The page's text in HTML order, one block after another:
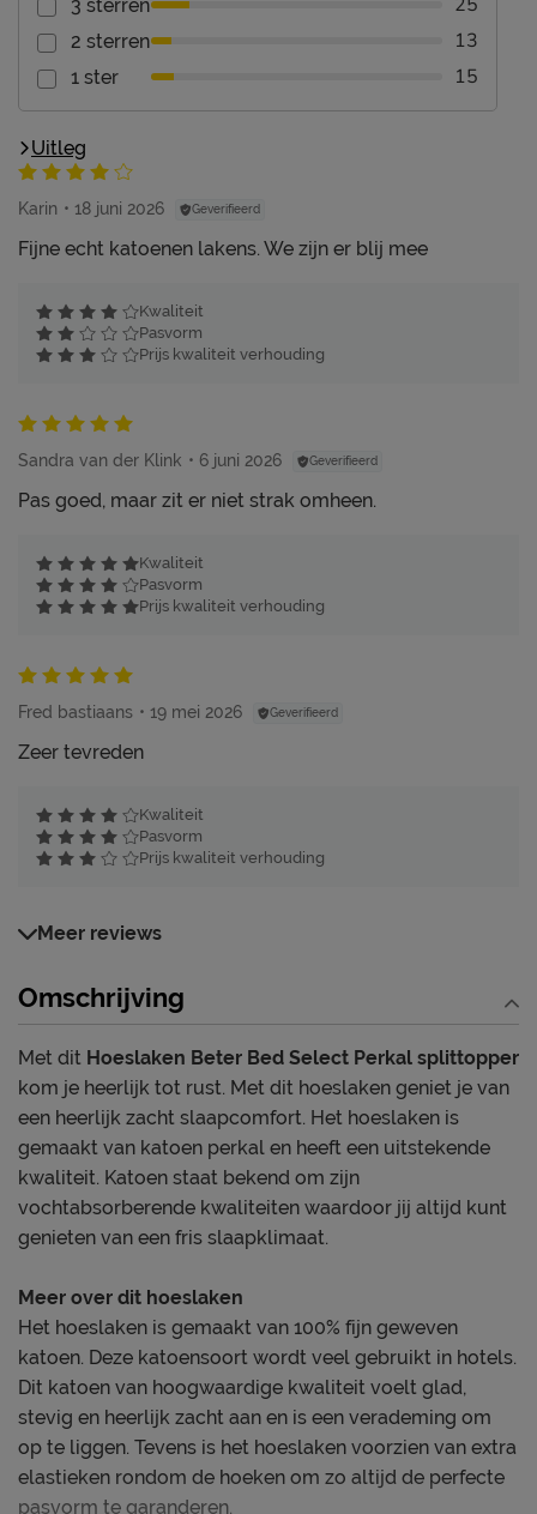
3 sterren
2 sterren 13
1 ster 15
Uitleg
Karin 18 juni 2026 Geverifieerd
Fijne echt katoenen lakens. We zijn er blij mee
Kwaliteit
Pasvorm
Prijs kwaliteit verhouding
Sandra van der Klink 6 juni 2026 Geverifieerd
Pas goed, maar zit er niet strak omheen.
Kwaliteit
Pasvorm
Prijs kwaliteit verhouding
Fred bastiaans 19 mei 2026 Geverifieerd
Zeer tevreden
Kwaliteit
Pasvorm
Prijs kwaliteit verhouding
Meer reviews
Omschrijving
Met dit Hoeslaken Beter Bed Select Perkal splittopper
kom je heerlijk tot rust. Met dit hoeslaken geniet je van
een heerlijk zacht slaapcomfort. Het hoeslaken is
gemaakt van katoen perkal en heeft een uitstekende
kwaliteit. Katoen staat bekend om zijn
vochtabsorberende kwaliteiten waardoor jij altijd kunt
genieten van een fris slaapklimaat.
Meer over dit hoeslaken
Het hoeslaken is gemaakt van 100% fijn geweven
katoen. Deze katoensoort wordt veel gebruikt in hotels.
Dit katoen van hoogwaardige kwaliteit voelt glad,
stevig en heerlijk zacht aan en is een verademing om
op te liggen. Tevens is het hoeslaken voorzien van extra
elastieken rondom de hoeken om zo altijd de perfecte
pasvorm te garanderen.